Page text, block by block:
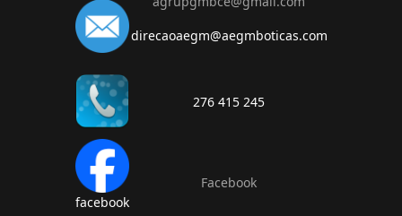
direcaoaegm@aegmboticas.com
276 415 245
facebook
Facebook